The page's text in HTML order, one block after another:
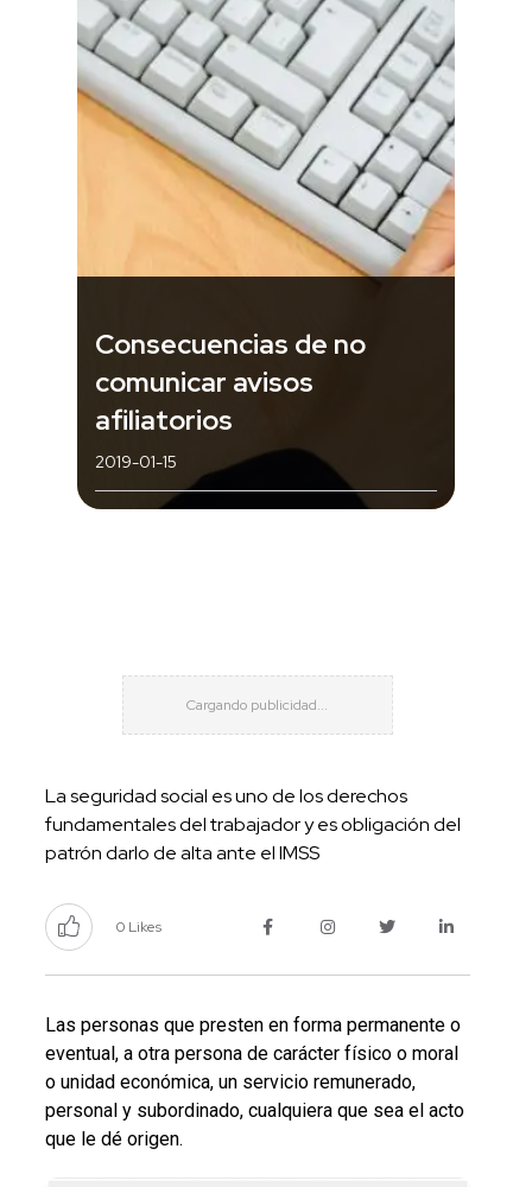
Consecuencias de no
comunicar avisos
afiliatorios
2019-01-15
La seguridad social es uno de los derechos
fundamentales del trabajador y es obligación del
patrón darlo de alta ante el IMSS
0 Likes
Las personas que presten en forma permanente o
eventual, a otra persona de carácter físico o moral
o unidad económica, un servicio remunerado,
personal y subordinado, cualquiera que sea el acto
que le dé origen.